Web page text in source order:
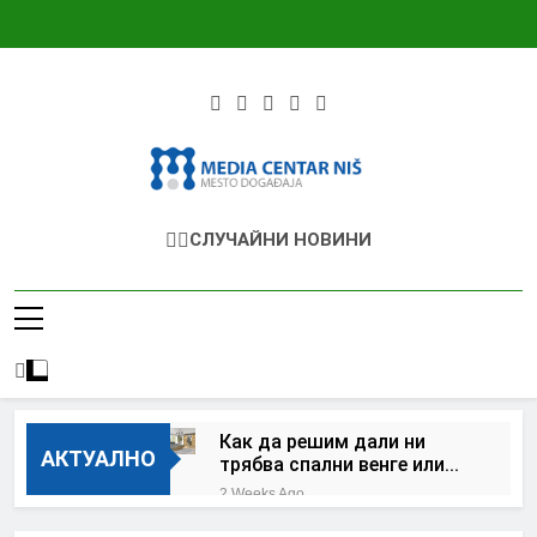
Mcnis.org.rs
Медиен Център – България – Сърбия
СЛУЧАЙНИ НОВИНИ
АКТУАЛНО
Как да решим дали ни
трябва спални венге или
цялостен спален комплект
дъб сонома за дома?
2 Weeks Ago